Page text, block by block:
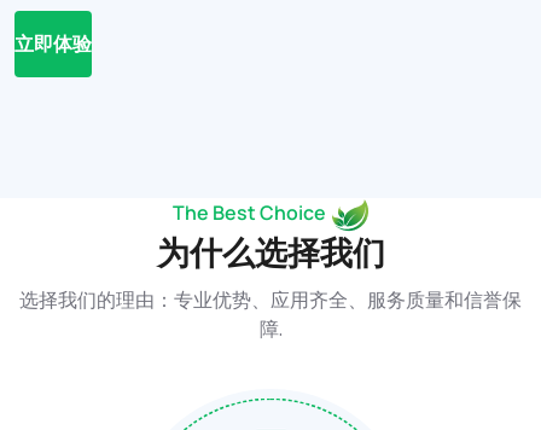
立即体验
The Best Choice
为什么选择我们
选择我们的理由：专业优势、应用齐全、服务质量和信誉保
障.